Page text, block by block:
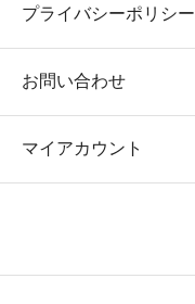
プライバシーポリシー
お問い合わせ
マイアカウント